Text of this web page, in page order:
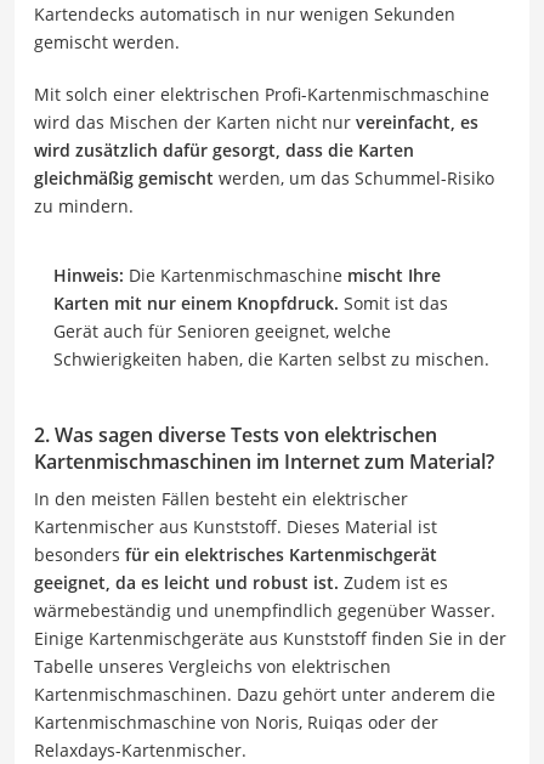
Kartendecks automatisch in nur wenigen Sekunden
gemischt werden.
Mit solch einer elektrischen Profi-Kartenmischmaschine
wird das Mischen der Karten nicht nur vereinfacht, es
wird zusätzlich dafür gesorgt, dass die Karten
gleichmäßig gemischt werden, um das Schummel-Risiko
zu mindern.
Hinweis: Die Kartenmischmaschine mischt Ihre
Karten mit nur einem Knopfdruck. Somit ist das
Gerät auch für Senioren geeignet, welche
Schwierigkeiten haben, die Karten selbst zu mischen.
2. Was sagen diverse Tests von elektrischen
Kartenmischmaschinen im Internet zum Material?
In den meisten Fällen besteht ein elektrischer
Kartenmischer aus Kunststoff. Dieses Material ist
besonders für ein elektrisches Kartenmischgerät
geeignet, da es leicht und robust ist. Zudem ist es
wärmebeständig und unempfindlich gegenüber Wasser.
Einige Kartenmischgeräte aus Kunststoff finden Sie in der
Tabelle unseres Vergleichs von elektrischen
Kartenmischmaschinen. Dazu gehört unter anderem die
Kartenmischmaschine von Noris, Ruiqas oder der
Relaxdays-Kartenmischer.